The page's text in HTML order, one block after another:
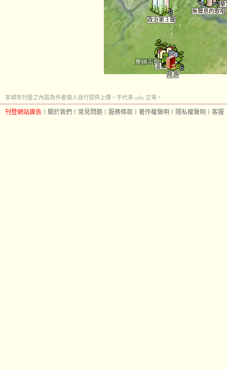
陸游
溫馨城市
政治第３聲
無聲息的歌唱
華
本城市刊登之內容為作者個人自行提供上傳，不代表 udn 立場。
刊登網站廣告 關於我們 常見問題 服務條款 著作權聲明 隱私權聲明 客服